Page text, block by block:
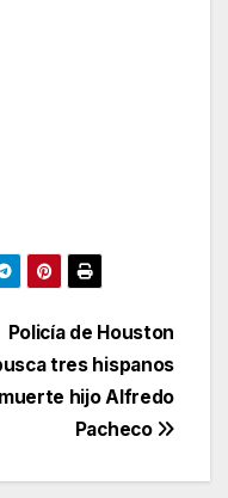
Policía de Houston
tres hispanos
hijo Alfredo
Pacheco